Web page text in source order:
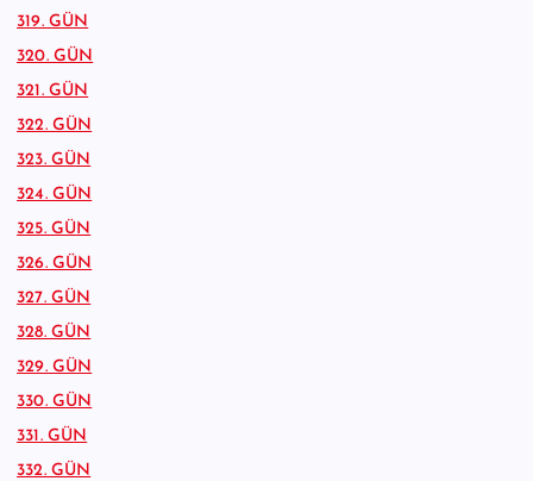
319. GÜN
320. GÜN
321. GÜN
322. GÜN
323. GÜN
324. GÜN
325. GÜN
326. GÜN
327. GÜN
328. GÜN
329. GÜN
330. GÜN
331. GÜN
332. GÜN